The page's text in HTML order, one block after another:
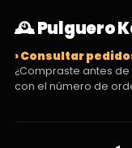
🕰️ Pulguero
› Consultar
¿Compraste antes
con el número de